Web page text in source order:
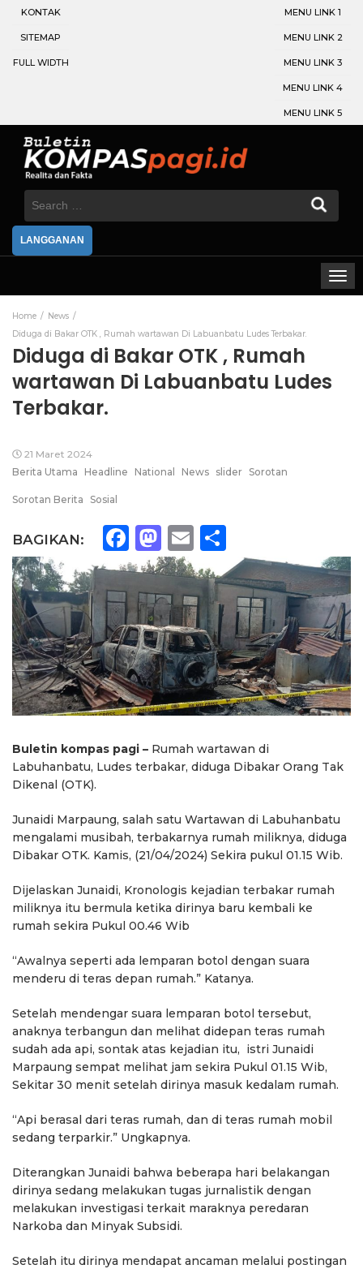
KONTAK
SITEMAP
FULL WIDTH
MENU LINK 1
MENU LINK 2
MENU LINK 3
MENU LINK 4
MENU LINK 5
Search
LANGGANAN
Home
News
Diduga di Bakar OTK , Rumah wartawan Di Labuanbatu Ludes Terbakar.
Diduga di Bakar OTK , Rumah
wartawan Di Labuanbatu Ludes
Terbakar.
21 Maret 2024
Berita Utama
Headline National News slider Sorotan
Sorotan Berita Sosial
BAGIKAN: Facebook
Mastodon
Email
Buletin kompas pagi – Rumah wartawan di
Labuhanbatu, Ludes terbakar, diduga Dibakar Orang Tak
Dikenal (OTK).
Junaidi Marpaung, salah satu Wartawan di Labuhanbatu
mengalami musibah, terbakarnya rumah miliknya, diduga
Dibakar OTK. Kamis, (21/04/2024) Sekira pukul 01.15 Wib.
Dijelaskan Junaidi, Kronologis kejadian terbakar rumah
miliknya itu bermula ketika dirinya baru kembali ke
rumah sekira Pukul 00.46 Wib
“Awalnya seperti ada lemparan botol dengan suara
menderu di teras depan rumah.” Katanya.
Setelah mendengar suara lemparan botol tersebut,
anaknya terbangun dan melihat didepan teras rumah
sudah ada api, sontak atas kejadian itu, istri Junaidi
Marpaung sempat melihat jam sekira Pukul 01.15 Wib,
Sekitar 30 menit setelah dirinya masuk kedalam rumah.
“Api berasal dari teras rumah, dan di teras rumah mobil
sedang terparkir.” Ungkapnya.
Diterangkan Junaidi bahwa beberapa hari belakangan
dirinya sedang melakukan tugas jurnalistik dengan
melakukan investigasi terkait maraknya peredaran
Narkoba dan Minyak Subsidi.
Setelah itu dirinya mendapat ancaman melalui postingan